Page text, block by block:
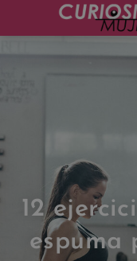
12
espuma